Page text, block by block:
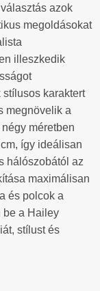
azok
megoldásokat
illeszkedik
stílusos karaktert
megnövelik a
méretben
így ideálisan
hálószobától az
maximálisan
és polcok a
be a Hailey
stílust és